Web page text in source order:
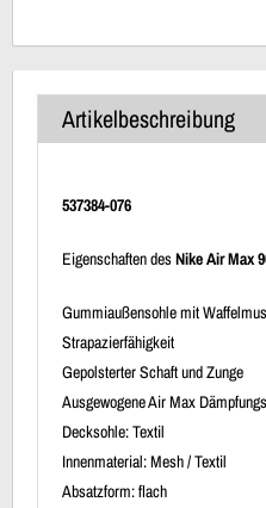
Artikelbeschreibung
537384-076
Eigenschaften desNike Air Max
Gummiaußensohle mit
Strapazierfähigkeit
Gepolsterter Schaft und Zunge
Ausgewogene Air Max
Decksohle: Textil
Innenmaterial: Mesh / Textil
Absatzform: flach